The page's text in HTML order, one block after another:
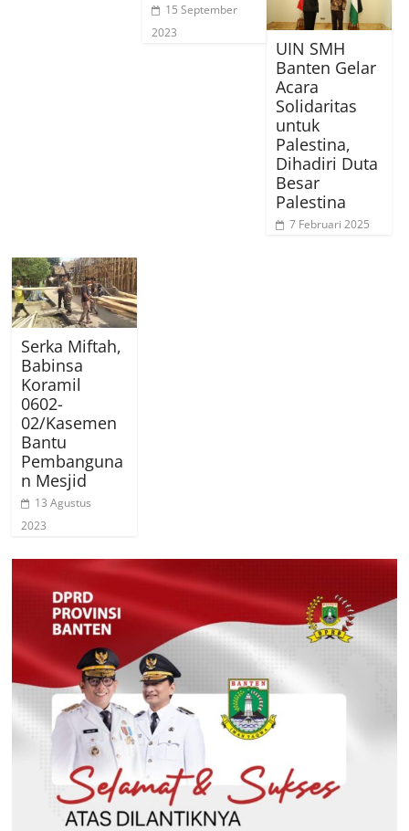
15 September
2023
UIN SMH
Banten Gelar
Acara
Solidaritas
untuk
Palestina,
Dihadiri Duta
Besar
Palestina
7 Februari 2025
Serka Miftah,
Babinsa
Koramil
0602-
02/Kasemen
Bantu
Pembanguna
n Mesjid
13 Agustus
2023